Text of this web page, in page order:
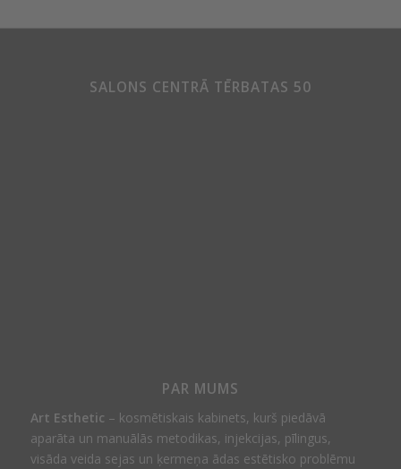
SALONS CENTRĀ TĒRBATAS 50
PAR MUMS
Art Esthetic – kosmētiskais kabinets, kurš piedāvā
aparāta un manuālās metodikas, injekcijas, pīlingus,
visāda veida sejas un ķermeņa ādas estētisko problēmu